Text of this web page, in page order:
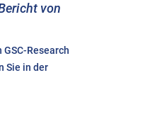
von
Research
Sie in der